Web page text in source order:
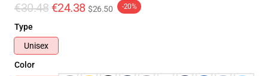
€30.48 €24.38 $26.50 -20%
Type
Unisex
Color